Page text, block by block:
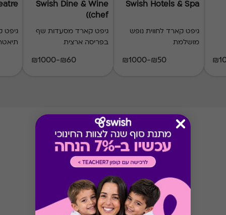
Swish Hotels & Spa
גיפט קארד לחווית נופש
מושלמת
₪50-₪1000
Swish Dine & Wine
(chef)
גיפט קארד מסעדות שף
בפריסה ארצית
₪60-₪1000